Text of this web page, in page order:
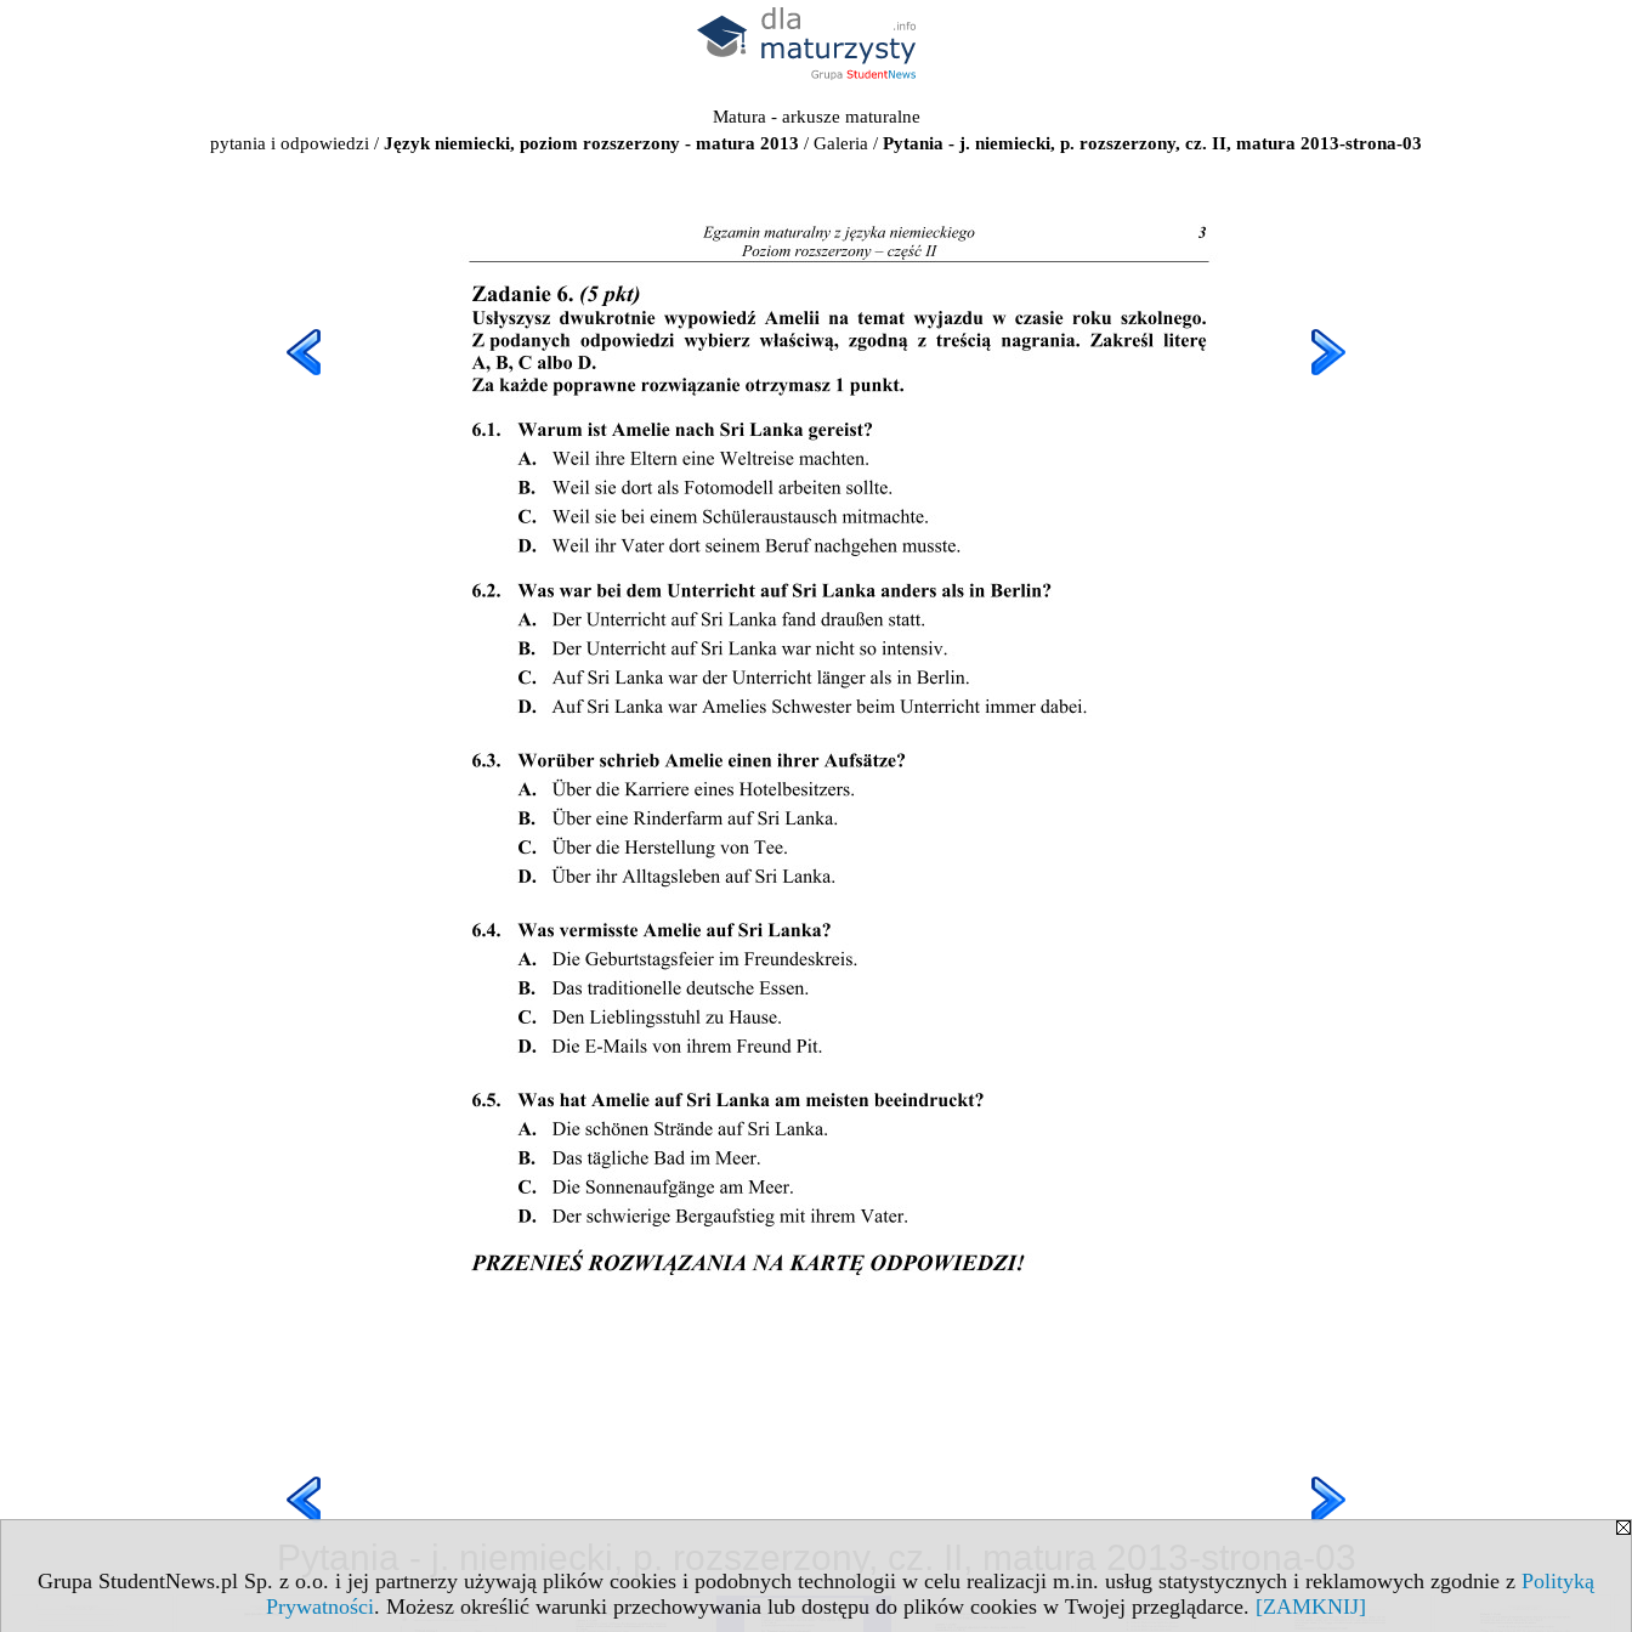
Grupa StudentNews.pl Sp. z o.o. i jej partnerzy używają plików cookies i podobnych technologii w celu realizacji m.in. usług statystycznych i reklamowych zgodnie z Polityką
Prywatności. Możesz określić warunki przechowywania lub dostępu do plików cookies w Twojej przeglądarce. [ZAMKNIJ]
Matura - arkusze maturalne
pytania i odpowiedzi / Język niemiecki, poziom rozszerzony - matura 2013 / Galeria / Pytania - j. niemiecki, p. rozszerzony, cz. II, matura 2013-strona-03